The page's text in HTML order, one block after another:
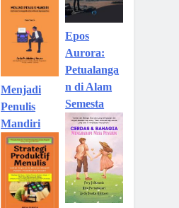
Menjadi
Penulis
Mandiri
Epos
Aurora:
Petualanga
n di Alam
Semesta